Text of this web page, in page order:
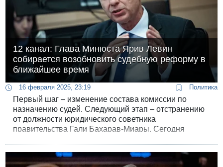
12 канал: Глава Минюста Ярив Левин
собирается возобновить судебную реформу в
ближайшее время
16 февраля 2025, 23:19 Политика
Первый шаг – изменение состава комиссии по
назначению судей. Следующий этап – отстранению
от должности юридического советника
правительства Гали Бахарав-Миары. Сегодня
произойти в ближайшее время.